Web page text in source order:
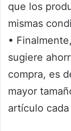
que los
mismas
•
sugiere
compra, es
mayor
artículo cada